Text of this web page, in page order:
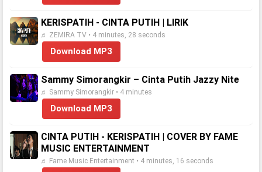
KERISPATIH - CINTA PUTIH | LIRIK
♬ ZEMIRA TV • 4 minutes, 28 seconds
Download MP3
Sammy Simorangkir – Cinta Putih Jazzy Nite
♬ Sammy Simorangkir • 4 minutes
Download MP3
CINTA PUTIH - KERISPATIH | COVER BY FAME
MUSIC ENTERTAINMENT
♬ Fame Music Entertainment • 4 minutes, 16 seconds